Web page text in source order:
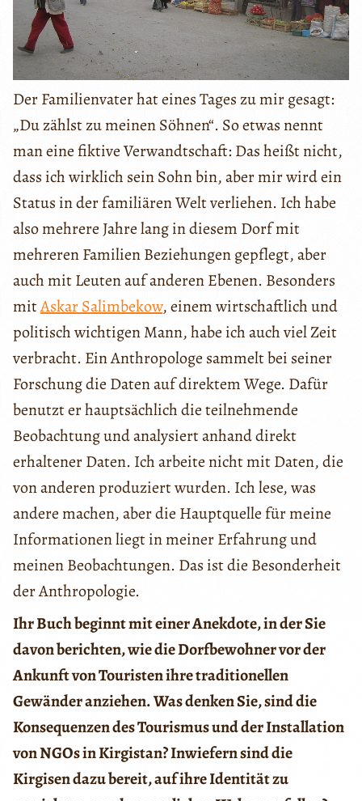
Der Familienvater hat eines Tages zu mir gesagt:
„Du zählst zu meinen Söhnen“. So etwas nennt
man eine fiktive Verwandtschaft: Das heißt nicht,
dass ich wirklich sein Sohn bin, aber mir wird ein
Status in der familiären Welt verliehen. Ich habe
also mehrere Jahre lang in diesem Dorf mit
mehreren Familien Beziehungen gepflegt, aber
auch mit Leuten auf anderen Ebenen. Besonders
mitAskar Salimbekow, einem wirtschaftlich und
politisch wichtigen Mann, habe ich auch viel Zeit
verbracht. Ein Anthropologe sammelt bei seiner
Forschung die Daten auf direktem Wege. Dafür
benutzt er hauptsächlich die teilnehmende
Beobachtung und analysiert anhand direkt
erhaltener Daten. Ich arbeite nicht mit Daten, die
von anderen produziert wurden. Ich lese, was
andere machen, aber die Hauptquelle für meine
Informationen liegt in meiner Erfahrung und
meinen Beobachtungen. Das ist die Besonderheit
der Anthropologie.
Ihr Buch beginnt mit einer Anekdote, in der Sie
davon berichten, wie die Dorfbewohner vor der
Ankunft von Touristen ihre traditionellen
Gewänder anziehen. Was denken Sie, sind die
Konsequenzen des Tourismus und der Installation
von NGOs in Kirgistan? Inwiefern sind die
Kirgisen dazu bereit, auf ihre Identität zu